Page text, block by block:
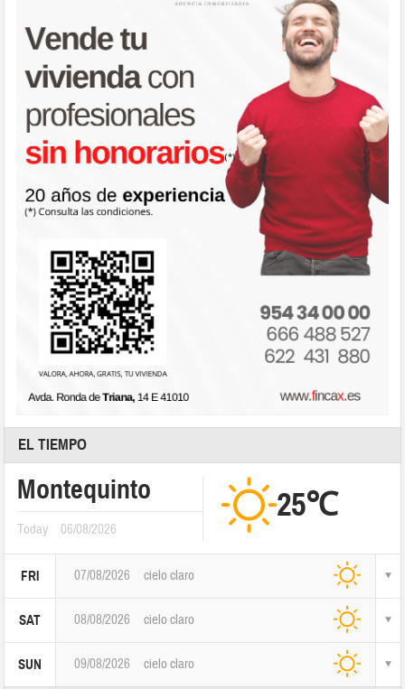
EL TIEMPO
Montequinto
Today 06/08/2026
25℃
FRI 07/08/2026 cielo claro
SAT 08/08/2026 cielo claro
SUN 09/08/2026 cielo claro